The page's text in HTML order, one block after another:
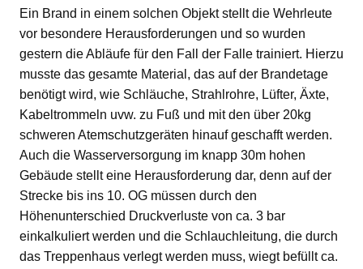
Ein Brand in einem solchen Objekt stellt die Wehrleute
vor besondere Herausforderungen und so wurden
gestern die Abläufe für den Fall der Falle trainiert. Hierzu
musste das gesamte Material, das auf der Brandetage
benötigt wird, wie Schläuche, Strahlrohre, Lüfter, Äxte,
Kabeltrommeln uvw. zu Fuß und mit den über 20kg
schweren Atemschutzgeräten hinauf geschafft werden.
Auch die Wasserversorgung im knapp 30m hohen
Gebäude stellt eine Herausforderung dar, denn auf der
Strecke bis ins 10. OG müssen durch den
Höhenunterschied Druckverluste von ca. 3 bar
einkalkuliert werden und die Schlauchleitung, die durch
das Treppenhaus verlegt werden muss, wiegt befüllt ca.